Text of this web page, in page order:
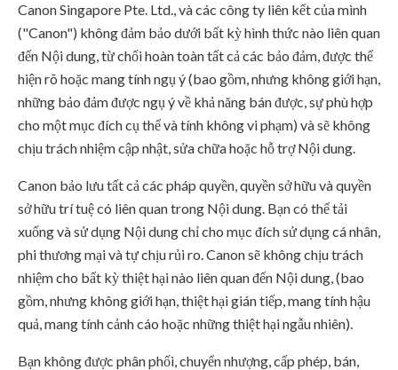
Canon Singapore Pte. Ltd., và các công ty liên kết của mình
("Canon") không đảm bảo dưới bất kỳ hình thức nào liên quan
đến Nội dung, từ chối hoàn toàn tất cả các bảo đảm, được thể
hiện rõ hoặc mang tính ngụ ý (bao gồm, nhưng không giới hạn,
những bảo đảm được ngụ ý về khả năng bán được, sự phù hợp
cho một mục đích cụ thể và tính không vi phạm) và sẽ không
chịu trách nhiệm cập nhật, sửa chữa hoặc hỗ trợ Nội dung.
Canon bảo lưu tất cả các pháp quyền, quyền sở hữu và quyền
sở hữu trí tuệ có liên quan trong Nội dung. Bạn có thể tải
xuống và sử dụng Nội dung chỉ cho mục đích sử dụng cá nhân,
phi thương mại và tự chịu rủi ro. Canon sẽ không chịu trách
nhiệm cho bất kỳ thiệt hại nào liên quan đến Nội dung, (bao
gồm, nhưng không giới hạn, thiệt hại gián tiếp, mang tính hậu
quả, mang tính cảnh cáo hoặc những thiệt hại ngẫu nhiên).
Bạn không được phân phối, chuyển nhượng, cấp phép, bán,